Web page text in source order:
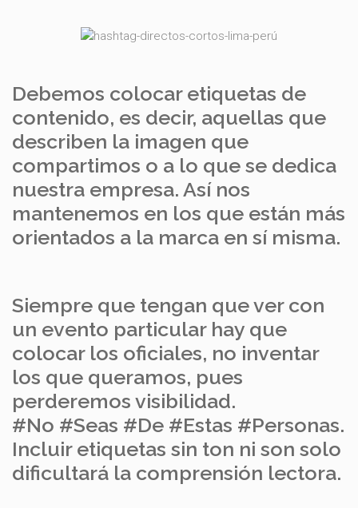
Debemos colocar etiquetas de
contenido, es decir, aquellas que
describen la imagen que
compartimos o a lo que se dedica
nuestra empresa. Así nos
mantenemos en los que están más
orientados a la marca en sí misma.
Siempre que tengan que ver con
un evento particular hay que
colocar los oficiales, no inventar
los que queramos, pues
perderemos visibilidad.
#No #Seas #De #Estas #Personas.
Incluir etiquetas sin ton ni son solo
dificultará la comprensión lectora.